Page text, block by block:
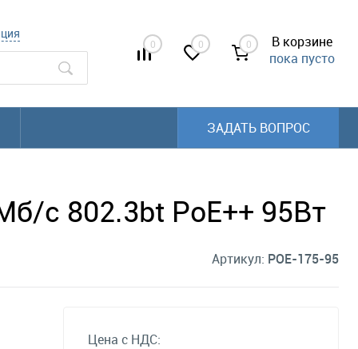
0 0 0
В корзине
пока пусто
ЗАДАТЬ ВОПРОС
с 802.3bt PoE++ 95Вт
Артикул: POE-175-95
Цена с НДС: